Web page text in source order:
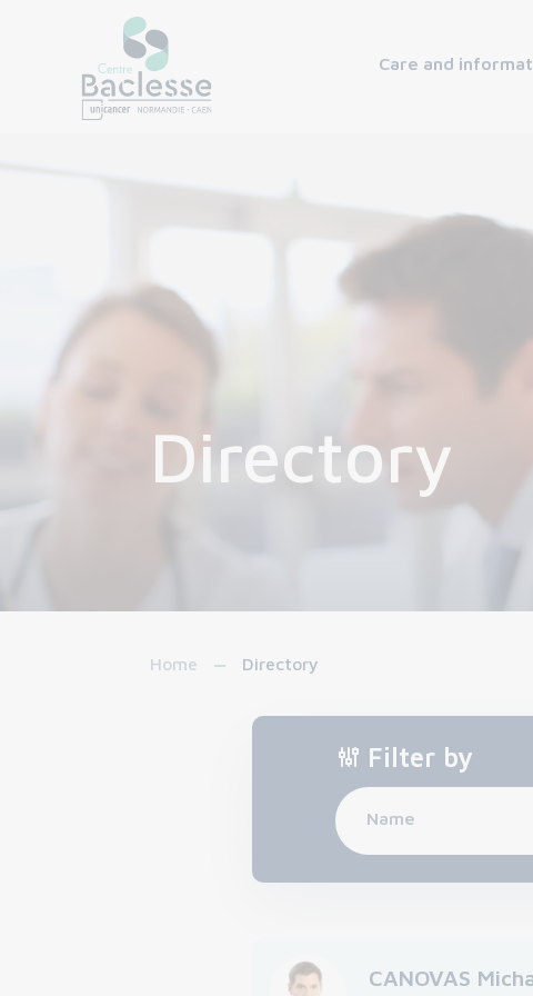
Care and
Directory
Home Directory
Filter by
Name
CANOVAS